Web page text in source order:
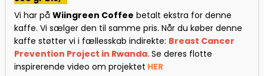
Vi har på Wiingreen Coffee betalt ekstra for denne
kaffe. Vi sælger den til samme pris. Når du køber denne
kaffe støtter vi i fællesskab indirekte: Breast Cancer
Prevention Project in Rwanda.Se deres flotte
inspirerende video om projektet HER